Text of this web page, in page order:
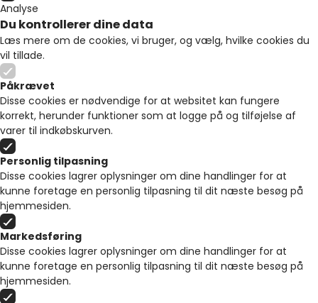
Analyse
Du kontrollerer dine data
Læs mere om de cookies, vi bruger, og vælg, hvilke cookies du
vil tillade.
Påkrævet
Disse cookies er nødvendige for at websitet kan fungere
korrekt, herunder funktioner som at logge på og tilføjelse af
varer til indkøbskurven.
Personlig tilpasning
Disse cookies lagrer oplysninger om dine handlinger for at
kunne foretage en personlig tilpasning til dit næste besøg på
hjemmesiden.
Markedsføring
Disse cookies lagrer oplysninger om dine handlinger for at
kunne foretage en personlig tilpasning til dit næste besøg på
hjemmesiden.